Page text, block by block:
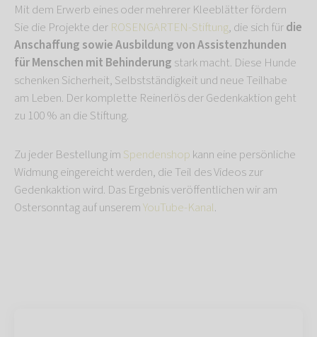
Mit dem Erwerb eines oder mehrerer Kleeblätter fördern
Sie die Projekte der ROSENGARTEN-Stiftung, die sich fürdie
Anschaffung sowie Ausbildung von Assistenzhunden
für Menschen mit Behinderung stark macht. Diese Hunde
schenken Sicherheit, Selbstständigkeit und neue Teilhabe
am Leben. Der komplette Reinerlös der Gedenkaktion geht
zu 100 % an die Stiftung.
Zu jeder Bestellung im Spendenshop kann eine persönliche
Widmung eingereicht werden, die Teil des Videos zur
Gedenkaktion wird. Das Ergebnis veröffentlichen wir am
Ostersonntag auf unseremYouTube-Kanal.